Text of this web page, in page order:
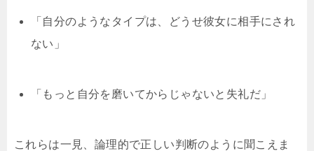
「自分のようなタイプは、どうせ彼女に相手にされ
ない」
「もっと自分を磨いてからじゃないと失礼だ」
これらは一見、論理的で正しい判断のように聞こえま